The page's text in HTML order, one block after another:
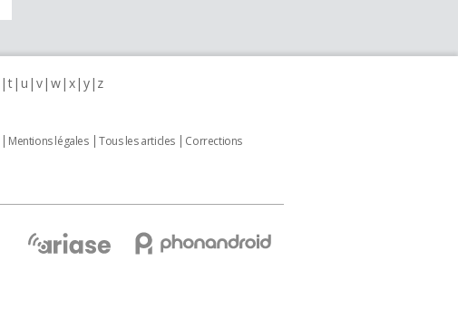
t u v w x y z
Mentions légales Tous les articles
Corrections